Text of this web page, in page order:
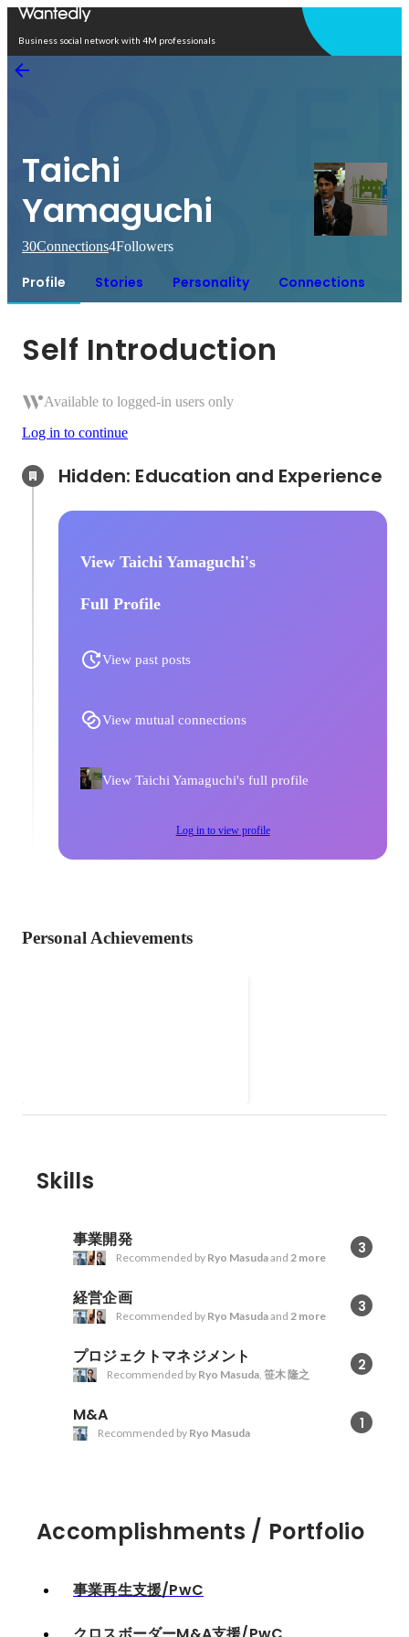
Business social network with 4M professionals
Taichi
Yamaguchi
30Connections4Followers
Profile Stories Personality Connections
Self Introduction
Available to logged-in users only
Log in to continue
View Taichi Yamaguchi's
Full Profile
View past posts
View mutual connections
View Taichi Yamaguchi's full profile
Log in to view profile
Personal Achievements
のM&Aプロセスを支援。 -M&A
援 -ディールプロセスの管理支
援、財務・税務・法務デューディ
のアレンジ、ディール関係者との
折衝、検討会議の司会進行、契約
創出/バリューアップに向けた施策
検討および実行支援
Skills
事業開発 3
Recommended by Ryo Masudaand 2 more
経営企画 3
Recommended by Ryo Masudaand 2 more
プロジェクトマネジメント 2
Recommended by Ryo Masuda, 笹木 隆之
M&A 1
Recommended by Ryo Masuda
Accomplishments / Portfolio
事業再生支援/PwC